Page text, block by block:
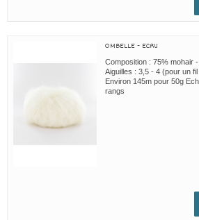
OMBELLE - ECRU
Composition : 75% mohair
Aiguilles : 3,5 - 4 (pour un
Environ 145m pour 50g
rangs